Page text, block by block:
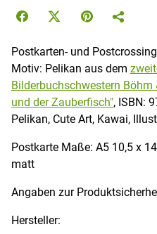
Postkarten- und
Motiv: Pelikan aus dem
Bilderbuchschwestern
und der Zauberfisch", ISBN:
Pelikan, Cute Art, Kawai,
Postkarte Maße: A5 10,5 x
matt
Angaben zur
Hersteller: